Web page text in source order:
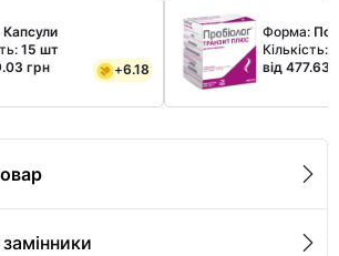
Капсули
15 шт
грн
+6.18
Форма:
Кількість:
від 477.63